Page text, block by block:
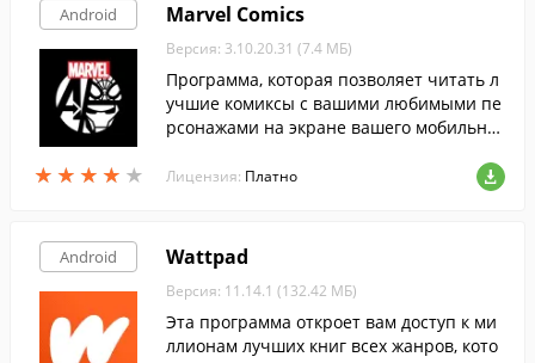
Android
★ ★ ★ ★ ★
★ ★ ★ ★ ★
Marvel Comics
Версия: 3.10.20.31 (7.4 МБ)
Программа, которая позволяет читать л
учшие комиксы с вашими любимыми пе
рсонажами на экране вашего мобильног
Лицензия: Платно
Android Wattpad
Версия: 11.14.1 (132.42 МБ)
Эта программа откроет вам доступ к ми
ллионам лучших книг всех жанров, кото